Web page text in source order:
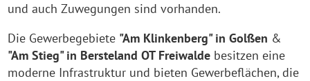
und auch Zuwegungen sind vorhanden.
Die Gewerbegebiete "Am Klinkenberg" in Golßen &
"Am Stieg" in Bersteland OT Freiwalde besitzen eine
moderne Infrastruktur und bieten Gewerbeflächen, die